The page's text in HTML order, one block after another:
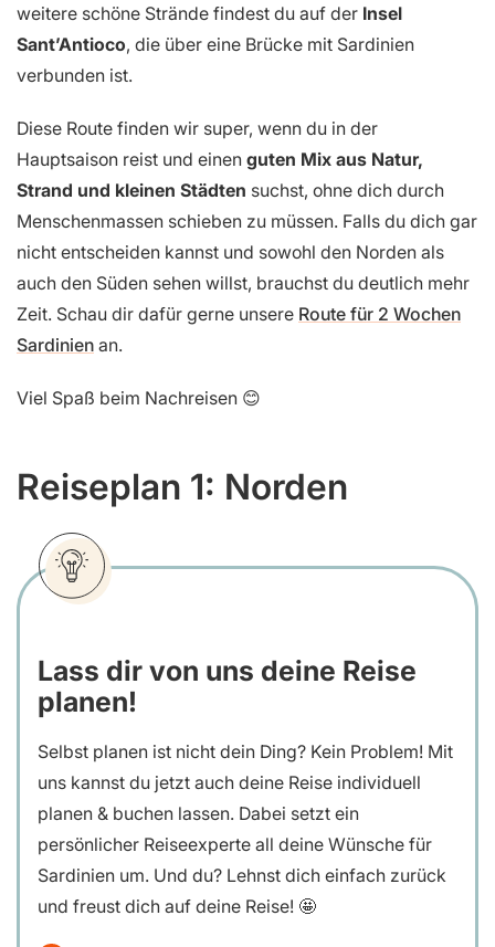
weitere schöne Strände findest du auf der Insel
Sant’Antioco, die über eine Brücke mit Sardinien
verbunden ist.
Diese Route finden wir super, wenn du in der
Hauptsaison reist und einen guten Mix aus Natur,
Strand und kleinen Städten suchst, ohne dich durch
Menschenmassen schieben zu müssen. Falls du dich gar
nicht entscheiden kannst und sowohl den Norden als
auch den Süden sehen willst, brauchst du deutlich mehr
Zeit. Schau dir dafür gerne unsere Route für 2 Wochen
Sardinien an.
Viel Spaß beim Nachreisen 😊
Reiseplan 1: Norden
Lass dir von uns deine Reise
planen!
Selbst planen ist nicht dein Ding? Kein Problem! Mit
uns kannst du jetzt auch deine Reise individuell
planen & buchen lassen. Dabei setzt ein
persönlicher Reiseexperte all deine Wünsche für
Sardinien um. Und du? Lehnst dich einfach zurück
und freust dich auf deine Reise! 🤩